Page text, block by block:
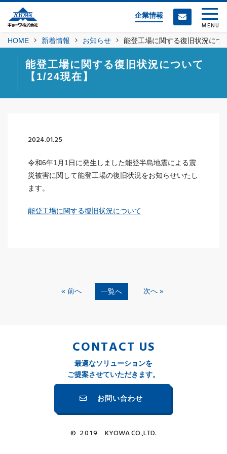
企業情報
MENU
HOME 新着情報 お知らせ 能登工場に関する復旧状況につ
能登工場に関する復旧状況について
【1/24現在】
2024.01.25
令和6年1月1日に発生しました能登半島地震による震
災被害に関して能登工場の復旧状況をお知らせいたし
ます。
能登工場に関する復旧状況について
« 前へ 一覧へ 次へ »
CONTACT US
最適なソリューションを
ご提案させていただきます。
お問い合わせ
© 2019 KYOWA CO.,LTD.